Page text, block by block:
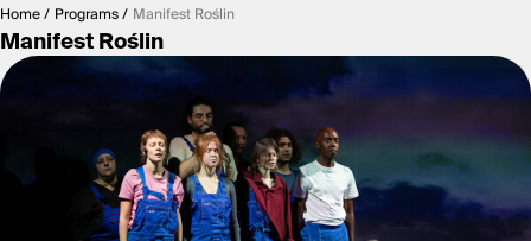
Home Programs Manifest Roślin
Manifest Roślin